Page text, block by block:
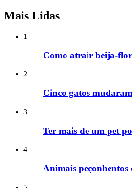
Mais Lidas
1
Como atrair beija-flor
2
Cinco gatos
3
Ter mais de um pet
4
Animais peçonhentos